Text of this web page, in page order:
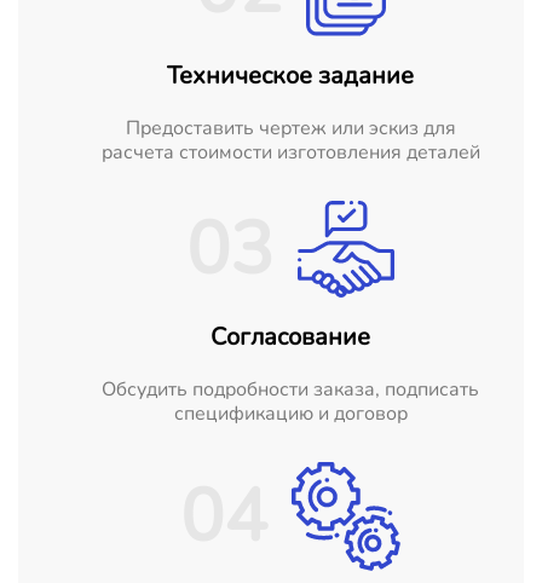
Техническое задание
Предоставить чертеж или эскиз для
расчета стоимости изготовления деталей
Согласование
Обсудить подробности заказа, подписать
спецификацию и договор